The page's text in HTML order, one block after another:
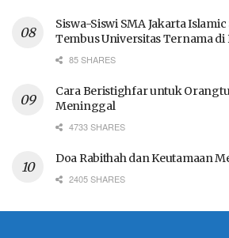
Siswa-Siswi SMA Jakarta
Tembus Universitas Ternama di
85 SHARES
Cara Beristighfar untuk
Meninggal
4733 SHARES
Doa Rabithah dan Keutamaan
2405 SHARES